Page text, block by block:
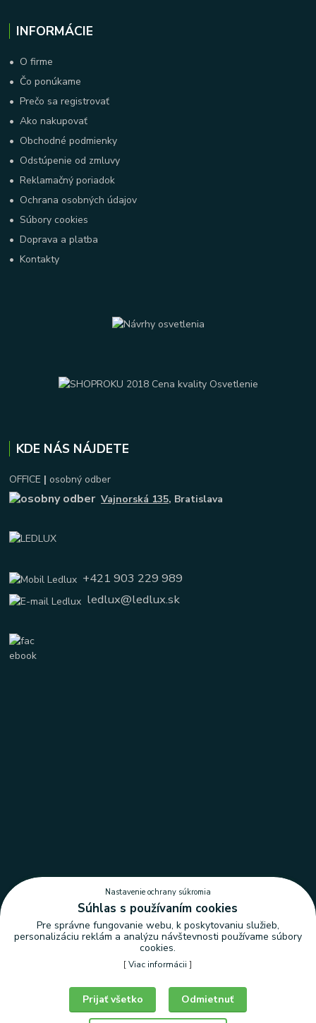
INFORMÁCIE
• O firme
• Čo ponúkame
•Prečo sa registrovať
•Ako nakupovať
• Obchodné podmienky
• Odstúpenie od zmluvy
•Reklamačný poriadok
• Ochrana osobných údajov
•Súbory cookies
•Doprava a platba
•Kontakty
KDE NÁS NÁJDETE
OFFICE | osobný odber
Vajnorská 135, Bratislava
+421 903 229 989
ledlux@ledlux.sk
Nastavenie ochrany súkromia
Nastavenie ochrany súkromia
Súhlas s používaním cookies
Pre správne fungovanie webu, k poskytovaniu služieb,
personalizáciu reklám a analýzu návštevnosti používame súbory
cookies.
[Viac informácii ]
Odmietnuť
Prijať všetko